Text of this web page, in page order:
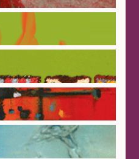
2007
2005